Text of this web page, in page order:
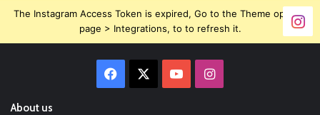
The Instagram Access Token is expired, Go to the Theme options
page > Integrations, to to refresh it.
Facebook YouTubeInstagram
About us